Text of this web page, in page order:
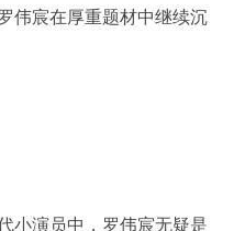
伟宸在厚重题材中继续沉
小演员中，罗伟宸无疑是